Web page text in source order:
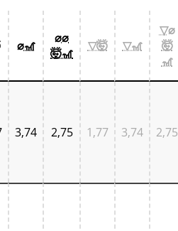
⌀🎢
⌀⌀
🤯🎢
▽🤯 ▽🎢
▽⌀
🤯
🎢
3,74 2,75 1,77 3,74 2,75